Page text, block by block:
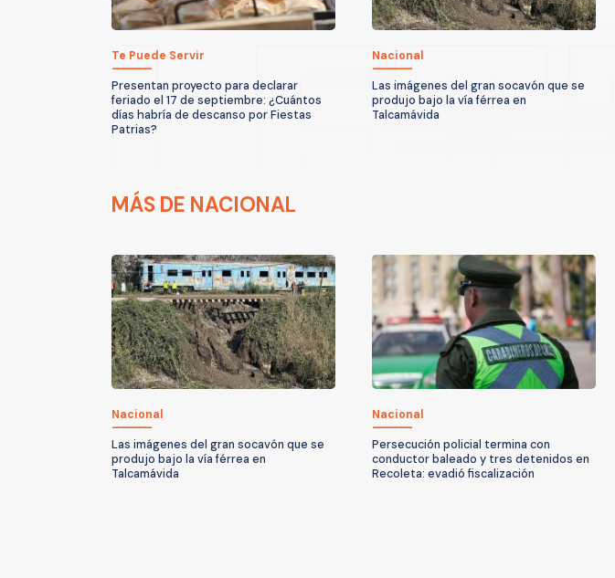
Te Puede Servir
Presentan proyecto para declarar
feriado el 17 de septiembre: ¿Cuántos
días habría de descanso por Fiestas
Patrias?
Nacional
Las imágenes del gran socavón que se
produjo bajo la vía férrea en
Talcamávida
MÁS DE NACIONAL
Nacional
Las imágenes del gran socavón que se
produjo bajo la vía férrea en
Talcamávida
Nacional
Persecución policial termina con
conductor baleado y tres detenidos en
Recoleta: evadió fiscalización